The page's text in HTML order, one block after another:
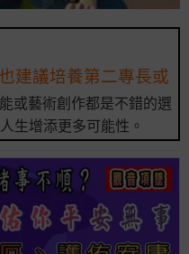
建議培養第二專長或
或藝術創作都是不錯的選
生增添更多可能性。